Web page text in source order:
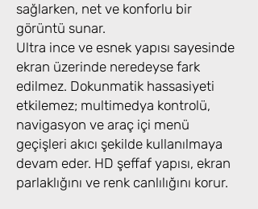
sağlarken, net ve konforlu bir
görüntü sunar.
Ultra ince ve esnek yapısı sayesinde
ekran üzerinde neredeyse fark
edilmez. Dokunmatik hassasiyeti
etkilemez; multimedya kontrolü,
navigasyon ve araç içi menü
geçişleri akıcı şekilde kullanılmaya
devam eder. HD şeffaf yapısı, ekran
parlaklığını ve renk canlılığını korur.